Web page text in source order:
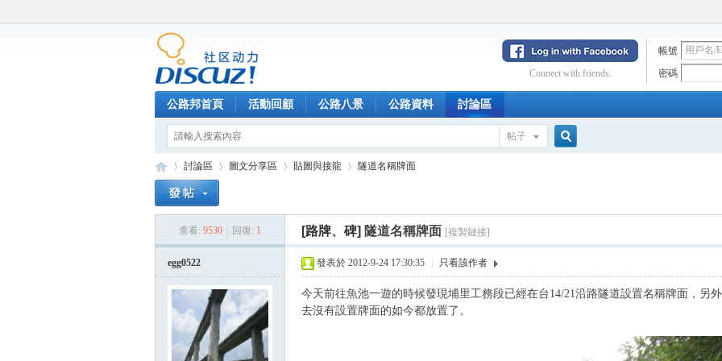
帳號
密碼
Connect with friends.
公路邦首頁 活動回顧 公路八景 公路資料 討論區
帖子
討論區
›
圖文分享區 貼圖與接龍
›
隧道名稱牌面
查看: 9530 回復: 1 [路牌、碑] 隧道名稱牌面 [複製鏈接]
egg0522 發表於 2012-9-24 17:30:35 只看該作者
今天前往魚池一遊的時候發現埔里工務段已經在台14/21沿路隧道設置名稱牌面，另
去沒有設置牌面的如今都放置了。